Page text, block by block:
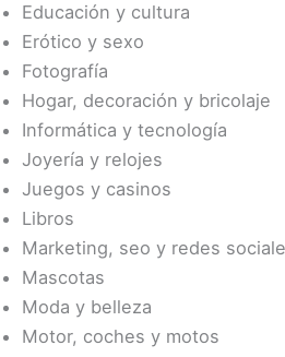
Educación y cultura
Erótico y sexo
Fotografía
Hogar, decoración y bricolaje
Informática y tecnología
Joyería y relojes
Juegos y casinos
Libros
Marketing, seo y redes
Mascotas
Moda y belleza
Motor, coches y motos